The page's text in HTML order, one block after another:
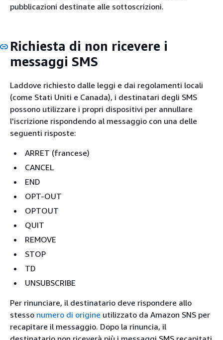
pubblicazioni destinate alle sottoscrizioni.
Richiesta di non ricevere i
messaggi SMS
Laddove richiesto dalle leggi e dai regolamenti locali
(come Stati Uniti e Canada), i destinatari degli SMS
possono utilizzare i propri dispositivi per annullare
l'iscrizione rispondendo al messaggio con una delle
seguenti risposte:
ARRET (francese)
CANCEL
END
OPT-OUT
OPTOUT
QUIT
REMOVE
STOP
TD
UNSUBSCRIBE
Per rinunciare, il destinatario deve rispondere allo
stesso numero di origine utilizzato da Amazon SNS per
recapitare il messaggio. Dopo la rinuncia, il